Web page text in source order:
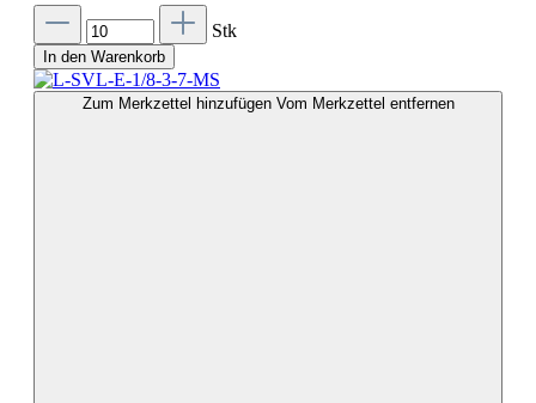
Stk
In den Warenkorb
Zum Merkzettel hinzufügen Vom Merkzettel entfernen